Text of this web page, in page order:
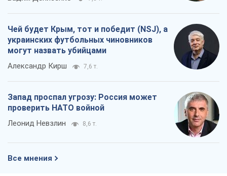
Чей будет Крым, тот и победит (NSJ), а
украинских футбольных чиновников
могут назвать убийцами
Александр Кирш 7,6 т.
Запад проспал угрозу: Россия может
проверить НАТО войной
Леонид Невзлин 8,6 т.
Все мнения